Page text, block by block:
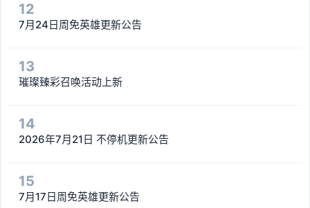
12
7月24日周免英雄更新公告
13
璀璨臻彩召唤活动上新
14
2026年7月21日 不停机更新公告
15
7月17日周免英雄更新公告